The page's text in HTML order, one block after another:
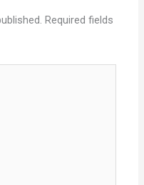
Required fields